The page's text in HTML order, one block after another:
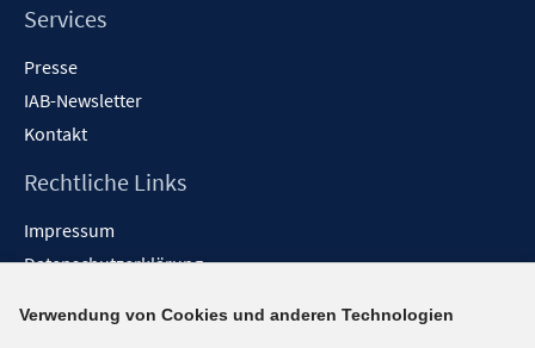
Services
Presse
IAB-Newsletter
Kontakt
Rechtliche Links
Impressum
Datenschutzerklärung
Barrieren melden
Verwendung von Cookies und anderen Technologien